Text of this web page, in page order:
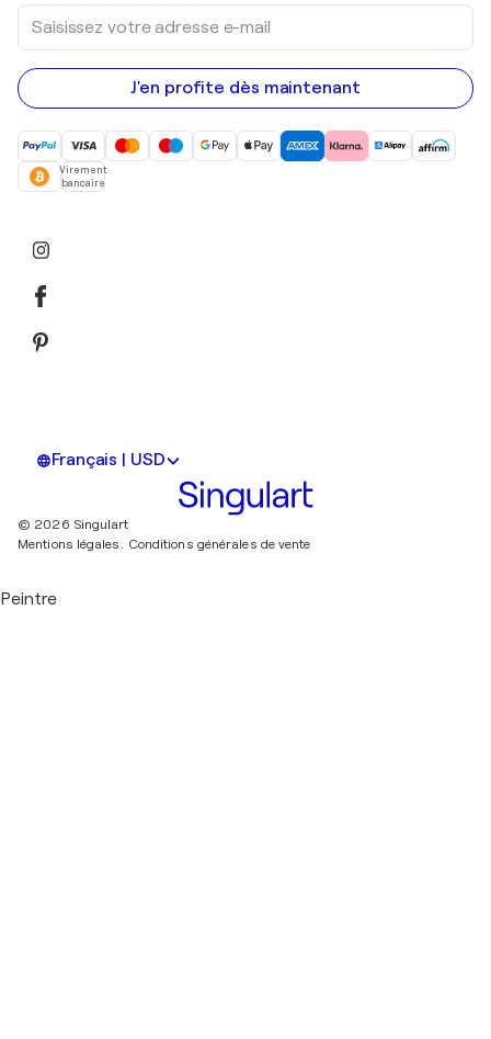
Saisissez
votre
adresse
e-
mail
J'en profite dès maintenant
Virement
bancaire
Français | USD
© 2026 Singulart
Mentions légales. Conditions générales de vente
Peintre